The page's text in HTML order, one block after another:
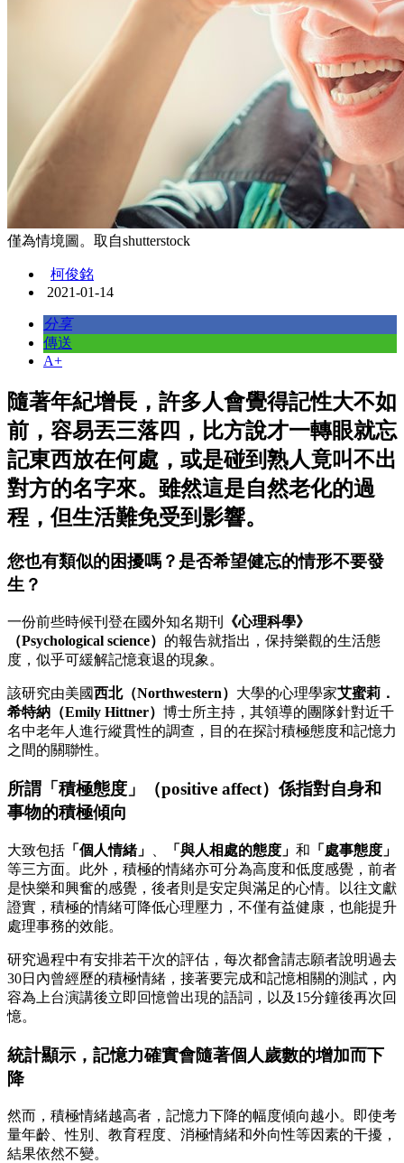
僅為情境圖。取自shutterstock
柯俊銘
2021-01-14
分享
傳送
A+
隨著年紀增長，許多人會覺得記性大不如
前，容易丟三落四，比方說才一轉眼就忘
記東西放在何處，或是碰到熟人竟叫不出
對方的名字來。雖然這是自然老化的過
程，但生活難免受到影響。
您也有類似的困擾嗎？是否希望健忘的情形不要發
生？
一份前些時候刊登在國外知名期刊
《心理科學》
（Psychological science） 的報告就指出，保持樂觀的生活態
度，似乎可緩解記憶衰退的現象。
該研究由美國西北（Northwestern） 大學的心理學家艾蜜莉．
希特納（Emily Hittner） 博士所主持，其領導的團隊針對近千
名中老年人進行縱貫性的調查，目的在探討積極態度和記憶力
之間的關聯性。
所謂「積極態度」（positive affect）係指對自身和
事物的積極傾向
大致包括 「個人情緒」 「與人相處的態度」 和 「處事態度」
等三方面。此外，積極的情緒亦可分為高度和低度感覺，前者
是快樂和興奮的感覺，後者則是安定與滿足的心情。以往文獻
證實，積極的情緒可降低心理壓力，不僅有益健康，也能提升
處理事務的效能。
研究過程中有安排若干次的評估，每次都會請志願者說明過去
30日內曾經歷的積極情緒，接著要完成和記憶相關的測試，內
容為上台演講後立即回憶曾出現的語詞，以及15分鐘後再次回
憶。
統計顯示，記憶力確實會隨著個人歲數的增加而下
降
然而，積極情緒越高者，記憶力下降的幅度傾向越小。即使考
量年齡、性別、教育程度、消極情緒和外向性等因素的干擾，
結果依然不變。